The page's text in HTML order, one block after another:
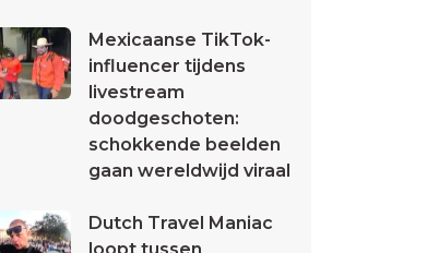
Mexicaanse TikTok-
influencer tijdens
livestream
doodgeschoten:
schokkende beelden
gaan wereldwijd viraal
Dutch Travel Maniac